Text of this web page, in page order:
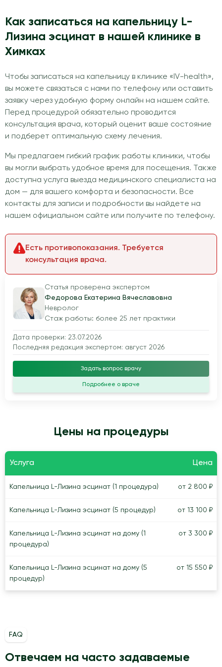
Как записаться на капельницу L-
Лизина эсцинат в нашей клинике в
Химках
Чтобы записаться на капельницу в клинике «IV-health»,
вы можете связаться с нами по телефону или оставить
заявку через удобную форму онлайн на нашем сайте.
Перед процедурой обязательно проводится
консультация врача, который оценит ваше состояние
и подберет оптимальную схему лечения.
Мы предлагаем гибкий график работы клиники, чтобы
вы могли выбрать удобное время для посещения. Также
доступна услуга выезда медицинского специалиста на
дом — для вашего комфорта и безопасности. Все
контакты для записи и подробности вы найдете на
нашем официальном сайте или получите по телефону.
Статья проверена экспертом
Федорова Екатерина Вячеславовна
Невролог
Стаж работы: более 25 лет практики
Дата проверки: 23.07.2026
Последняя редакция экспертом: август 2026
Задать вопрос врачу
Подробнее о враче
Есть противопоказания. Требуется
консультация врача.
Цены на процедуры
Услуга Цена
Капельница L-Лизина эсцинат (1 процедура) от 2 800 ₽
Капельница L-Лизина эсцинат (5 процедур) от 13 100 ₽
Капельница L-Лизина эсцинат на дому (1
процедура)
от 3 300 ₽
Капельница L-Лизина эсцинат на дому (5
процедур)
от 15 550 ₽
FAQ
Отвечаем на часто задаваемые